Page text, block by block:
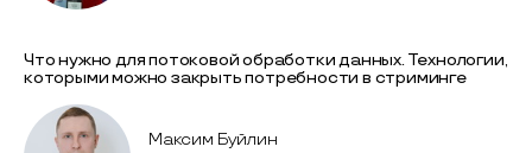
Что нужно для потоковой обработки данных. Технологии,
которыми можно закрыть потребности в стриминге
Максим Буйлин